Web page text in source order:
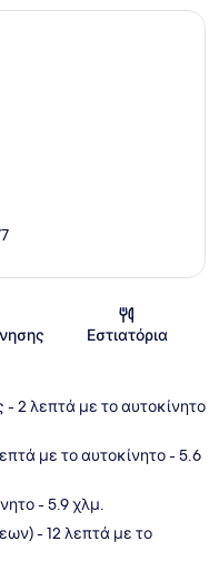
Εστιατόρια
- 2 λεπτά με το αυτοκίνητο
με το αυτοκίνητο- 5.6
- 5.9 χλμ.
- 12 λεπτά με το